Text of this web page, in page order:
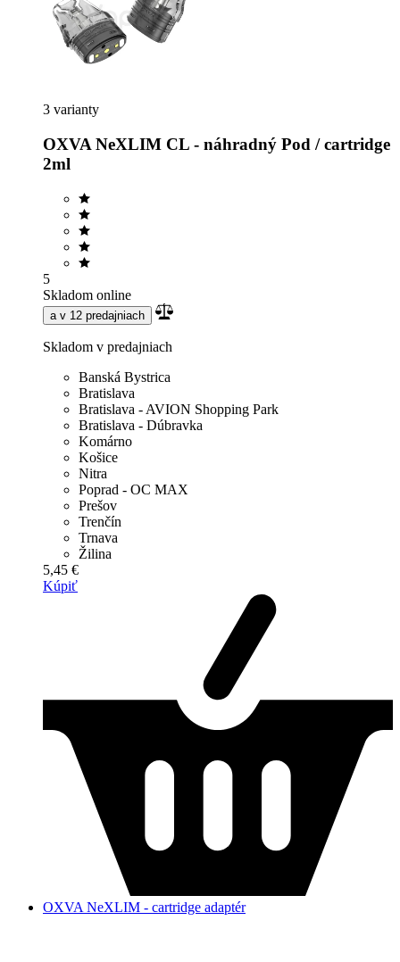
3 varianty
OXVA NeXLIM CL - náhradný Pod / cartridge
2ml
5
Skladom online
a v 12 predajniach
Skladom v predajniach
Banská Bystrica
Bratislava
Bratislava - AVION Shopping Park
Bratislava - Dúbravka
Komárno
Košice
Nitra
Poprad - OC MAX
Prešov
Trenčín
Trnava
Žilina
5,45 €
Kúpiť
OXVA NeXLIM - cartridge adaptér